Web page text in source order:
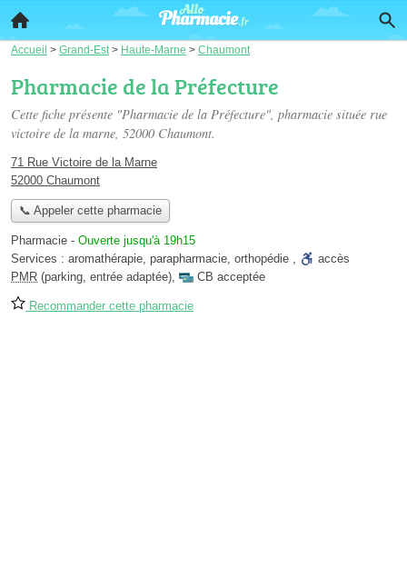
Accueil > Grand-Est > Haute-Marne > Chaumont
Pharmacie de la Préfecture
Cette fiche présente "Pharmacie de la Préfecture", pharmacie située rue
victoire de la marne, 52000 Chaumont.
71 Rue Victoire de la Marne
52000 Chaumont
📞 Appeler cette pharmacie
Pharmacie - Ouverte jusqu'à 19h15
Services : aromathérapie, parapharmacie, orthopédie ,
accès
PMR (parking, entrée adaptée), CB acceptée
Recommander cette pharmacie